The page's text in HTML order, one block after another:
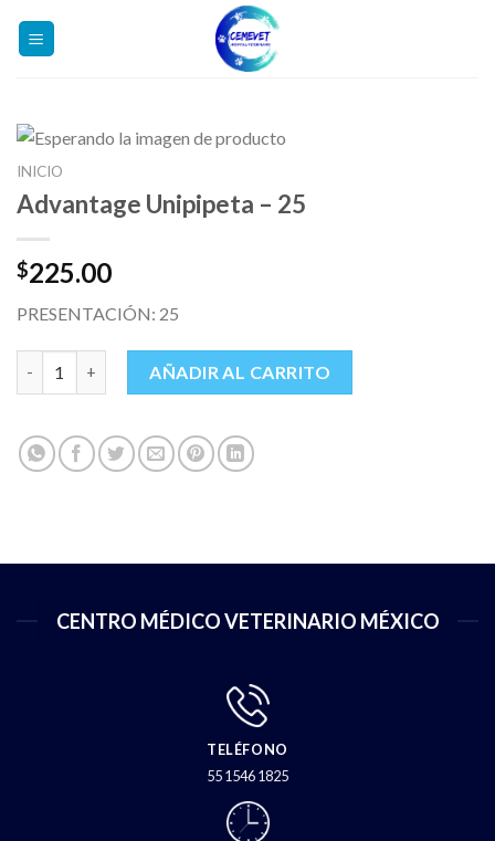
INICIO
Advantage Unipipeta – 25
$225.00
PRESENTACIÓN: 25
Advantage Unipipeta - 25 cantidad
AÑADIR AL CARRITO
CENTRO MÉDICO VETERINARIO MÉXICO
TELÉFONO
55 1546 1825